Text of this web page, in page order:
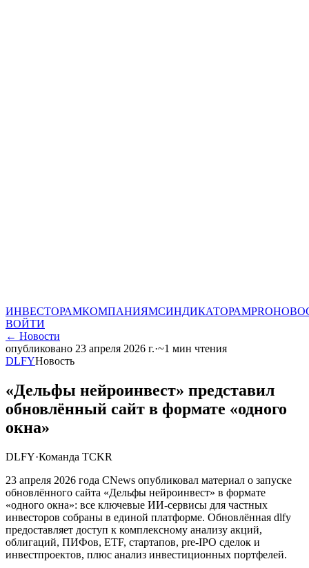
ИНВЕСТОРАМКОМПАНИЯМСИНДИКАТОРАМPRO
ВОЙТИ
← Новости
опубликовано 23 апреля 2026 г.·~1 мин чтения
DLFYНовость
«Дельфы нейроинвест» представил
обновлённый сайт в формате «одного
окна»
DLFY·Команда TCKR
23 апреля 2026 года CNews опубликовал материал о запуске
обновлённого сайта «Дельфы нейроинвест» в формате
«одного окна»: все ключевые ИИ-сервисы для частных
инвесторов собраны в единой платформе. Обновлённая dlfy
предоставляет доступ к комплексному анализу акций,
облигаций, ПИФов, ETF, стартапов, pre-IPO сделок и
инвестпроектов, плюс анализ инвестиционных портфелей.